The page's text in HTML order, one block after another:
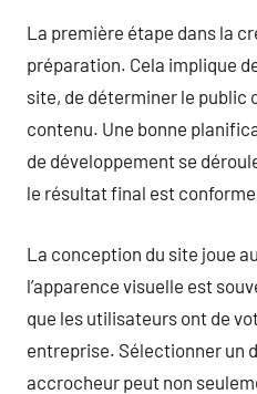
La première étape dans la
préparation. Cela implique
site, de déterminer le public
contenu. Une bonne
de développement se
le résultat final est
La conception du site joue
l’apparence visuelle est
que les utilisateurs ont de
entreprise. Sélectionner un
accrocheur peut non